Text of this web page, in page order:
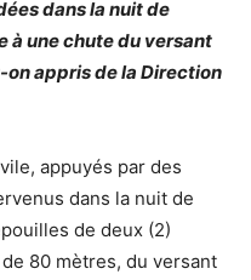
dans la nuit de
à une chute du versant
on appris de la Direction
appuyés par des
dans la nuit de
de deux (2)
80 mètres, du versant